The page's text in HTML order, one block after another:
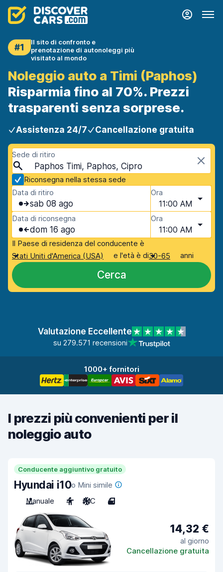
#1
Il sito di confronto e
prenotazione di autonoleggi più
visitato al mondo
Noleggio auto a Timi (Paphos)
Risparmia fino al 70%. Prezzi
trasparenti senza sorprese.
Assistenza 24/7 Cancellazione gratuita
Sede di ritiro
Paphos Timi, Paphos, Cipro
Riconsegna nella stessa sede
Data di ritiro
sab 08 ago
Ora
11:00 AM
Data di riconsegna
dom 16 ago
Ora
11:00 AM
Il Paese di residenza del conducente è
Stati Uniti d'America (USA)
e l'età è di30-65 anni
Cerca
Valutazione Eccellente
su 279.571 recensioni
1000+ fornitori
I prezzi più convenienti per il
noleggio auto
Conducente aggiuntivo gratuito
Hyundai i10o Mini simile
Manuale
4 A/C 4
14,32 €
al giorno
Cancellazione gratuita